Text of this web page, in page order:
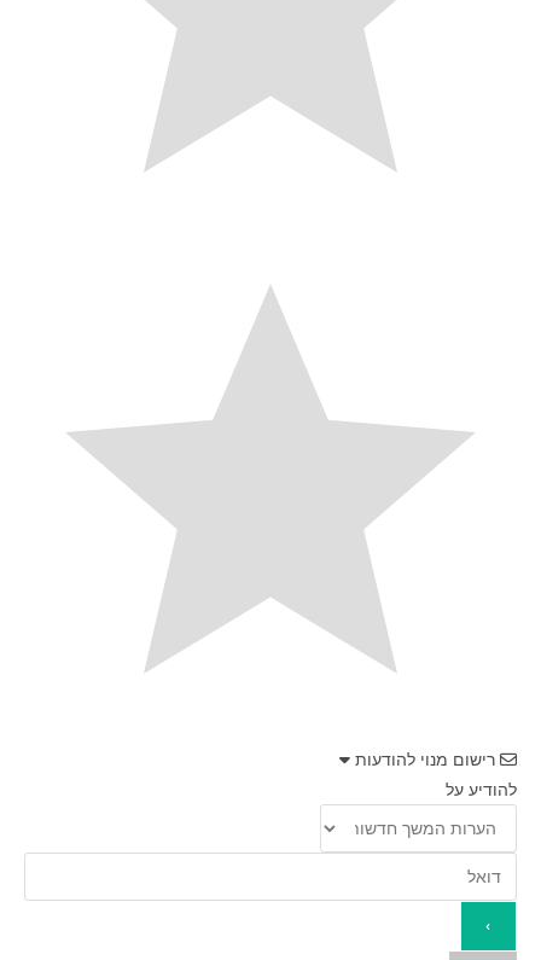
רישום מנוי להודעות
להודיע על